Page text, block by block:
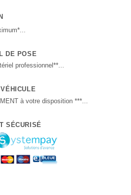
DE POSE
professionnel**...
à votre disposition ***...
SÉCURISÉ